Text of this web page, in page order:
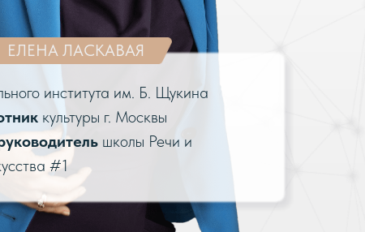
института им. Б. Щукина
культуры г. Москвы
школы Речи и
#1
ЕЛЕНА ЛАСКАВАЯ